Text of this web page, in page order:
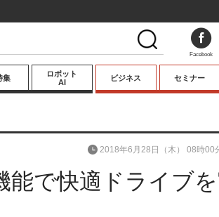
集
ロボット
AI
ビジネス
テクノロジー
キーパーソンイ
ンタビュー
セミナー
能で快適ドライブ
2018年6月28日（木） 08時00
Facebook